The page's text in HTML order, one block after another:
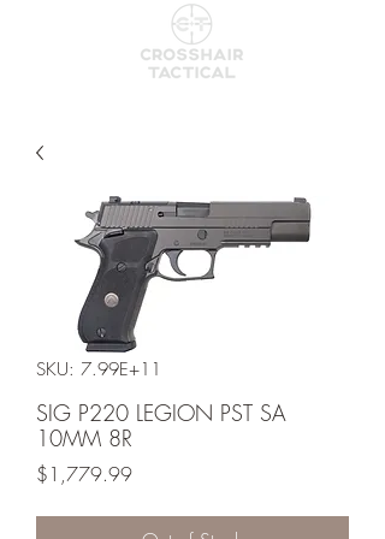
SKU: 7.99E+11
SIG P220 LEGION PST SA
10MM 8R
$1,779.99Price